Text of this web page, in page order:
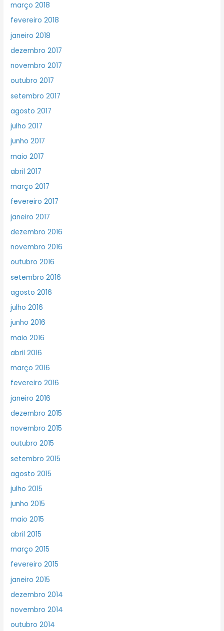
março 2018
fevereiro 2018
janeiro 2018
dezembro 2017
novembro 2017
outubro 2017
setembro 2017
agosto 2017
julho 2017
junho 2017
maio 2017
abril 2017
março 2017
fevereiro 2017
janeiro 2017
dezembro 2016
novembro 2016
outubro 2016
setembro 2016
agosto 2016
julho 2016
junho 2016
maio 2016
abril 2016
março 2016
fevereiro 2016
janeiro 2016
dezembro 2015
novembro 2015
outubro 2015
setembro 2015
agosto 2015
julho 2015
junho 2015
maio 2015
abril 2015
março 2015
fevereiro 2015
janeiro 2015
dezembro 2014
novembro 2014
outubro 2014